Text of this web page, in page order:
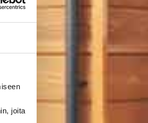
joita